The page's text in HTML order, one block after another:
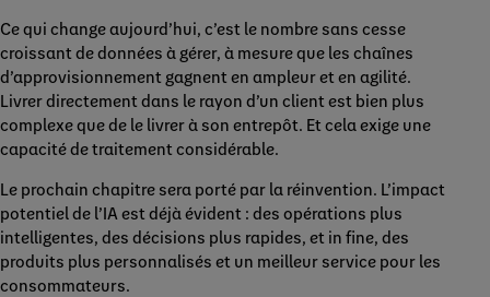
Ce qui change aujourd’hui, c’est le nombre sans cesse
croissant de données à gérer, à mesure que les chaînes
d’approvisionnement gagnent en ampleur et en agilité.
Livrer directement dans le rayon d’un client est bien plus
complexe que de le livrer à son entrepôt. Et cela exige une
capacité de traitement considérable.
Le prochain chapitre sera porté par la réinvention. L’impact
potentiel de l’IA est déjà évident : des opérations plus
intelligentes, des décisions plus rapides, et in fine, des
produits plus personnalisés et un meilleur service pour les
consommateurs.